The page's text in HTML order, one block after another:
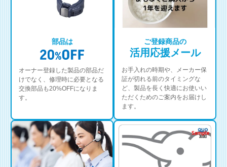
部品は
オーナー登録した製品の部品だ
けでなく、修理時に必要となる
交換部品も20%OFFになりま
す。
ご登録商品の
活用応援メール
お手入れの時期や、メーカー保
証が切れる前のタイミングな
ど、製品を長く快適にお使いい
ただくためのご案内をお届けし
ます。